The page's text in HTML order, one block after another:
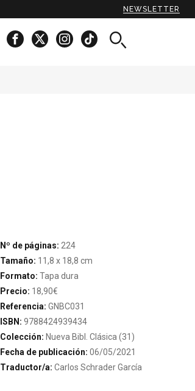
NEWSLETTER
Nº de páginas: 224
Tamaño: 11,8 x 18,8 cm
Formato:Tapa dura
Precio: 18,90€
Referencia:GNBC031
ISBN:9788424939434
Colección: Nueva Bibl. Clásica (31)
Fecha de publicación:06/05/2021
Traductor/a:Carlos Schrader García